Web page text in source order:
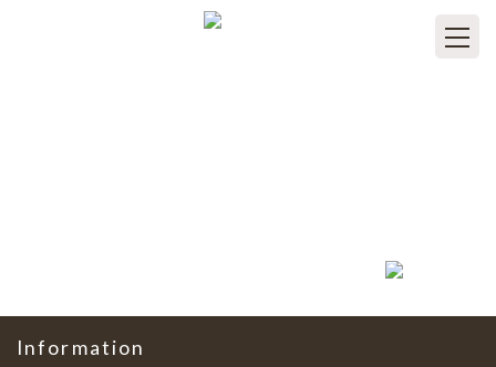
Information